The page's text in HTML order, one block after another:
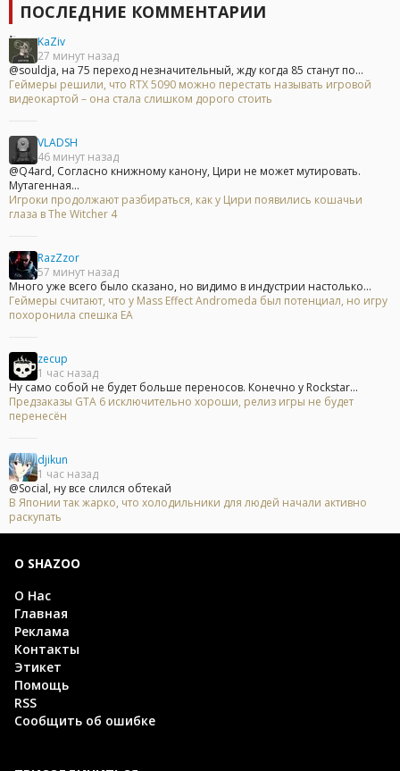
ПОСЛЕДНИЕ КОММЕНТАРИИ
KaZiv
27 минут назад
@souldja, на 75 переход незначительный, жду когда 85 станут по...
Геймеры решили, что RTX 5090 можно перестать называть игровой
видеокартой – она стала слишком дорого стоить
VLADSH
46 минут назад
@Q4ard, Согласно книжному канону, Цири не может мутировать.
Мутагенная...
Игроки продолжают разбираться, как у Цири появились кошачьи
глаза в The Witcher 4
RazZzor
57 минут назад
Много уже всего было сказано, но видимо в индустрии настолько...
Геймеры считают, что у Mass Effect Andromeda был потенциал, но игру
похоронила спешка EA
zecup
1 час назад
Ну само собой не будет больше переносов. Конечно у Rockstar...
Предзаказы GTA 6 исключительно хороши, релиз игры не будет
перенесён
djikun
1 час назад
@Social, ну все слился обтекай
В Японии так жарко, что холодильники для людей начали активно
раскупать
О SHAZOO
О Нас
Главная
Реклама
Контакты
Этикет
Помощь
RSS
Сообщить об ошибке